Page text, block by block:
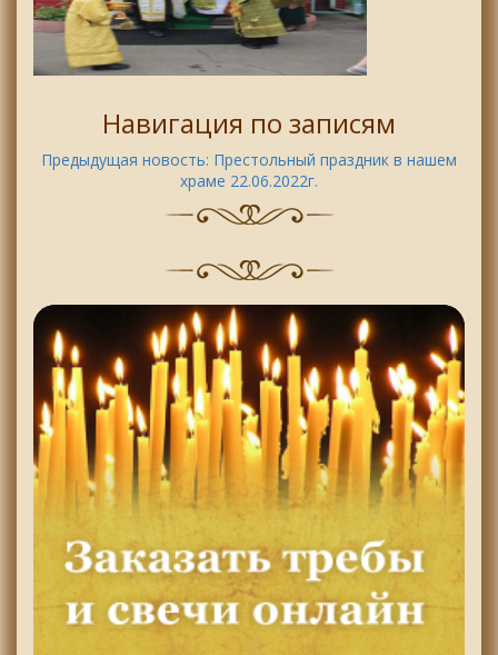
Навигация по записям
Предыдущая новость: Престольный праздник в нашем
храме 22.06.2022г.